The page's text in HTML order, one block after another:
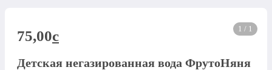
1 / 1
75,00c
Детская негазированная вода ФрутоНяня